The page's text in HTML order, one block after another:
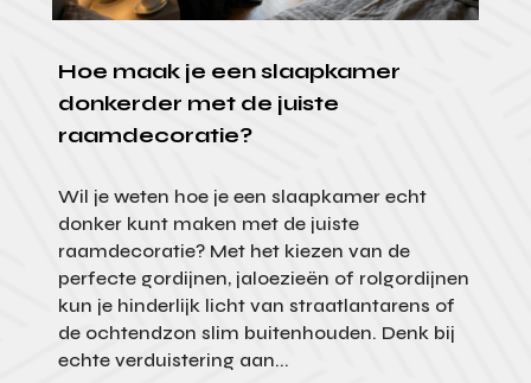
Hoe maak je een slaapkamer
donkerder met de juiste
raamdecoratie?
Wil je weten hoe je een slaapkamer echt
donker kunt maken met de juiste
raamdecoratie? Met het kiezen van de
perfecte gordijnen, jaloezieën of rolgordijnen
kun je hinderlijk licht van straatlantarens of
de ochtendzon slim buitenhouden. Denk bij
echte verduistering aan...